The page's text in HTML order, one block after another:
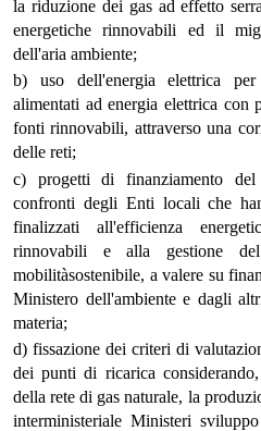
la riduzione dei gas ad effetto
energetiche rinnovabili ed il
dell'aria ambiente;
b) uso dell'energia elettrica
alimentati ad energia elettrica con
fonti rinnovabili, attraverso una
delle reti;
c) progetti di finanziamento
confronti degli Enti locali che
finalizzati all'efficienza
rinnovabili e alla gestione
mobilitàsostenibile, a valere su
Ministero dell'ambiente e dagli
materia;
d) fissazione dei criteri di
dei punti di ricarica
della rete di gas naturale, la
interministeriale Ministeri